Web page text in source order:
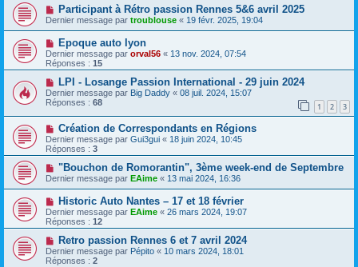
Participant à Rétro passion Rennes 5&6 avril 2025
Dernier message par troublouse « 19 févr. 2025, 19:04
Epoque auto lyon
Dernier message par orval56 « 13 nov. 2024, 07:54
Réponses : 15
LPI - Losange Passion International - 29 juin 2024
Dernier message par Big Daddy « 08 juil. 2024, 15:07
Réponses : 68 1 2 3
Création de Correspondants en Régions
Dernier message par Gui3gui « 18 juin 2024, 10:45
Réponses : 3
"Bouchon de Romorantin", 3ème week-end de Septembre
Dernier message par EAime « 13 mai 2024, 16:36
Historic Auto Nantes – 17 et 18 février
Dernier message par EAime « 26 mars 2024, 19:07
Réponses : 12
Retro passion Rennes 6 et 7 avril 2024
Dernier message par Pépito « 10 mars 2024, 18:01
Réponses : 2